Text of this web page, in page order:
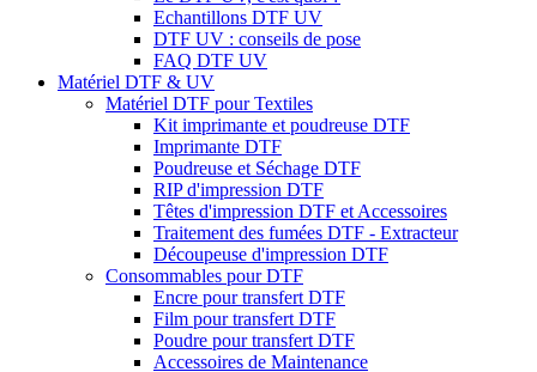
Echantillons DTF UV
DTF UV : conseils de pose
FAQ DTF UV
Matériel DTF & UV
Matériel DTF pour Textiles
Kit imprimante et poudreuse DTF
Imprimante DTF
Poudreuse et Séchage DTF
RIP d'impression DTF
Têtes d'impression DTF et Accessoires
Traitement des fumées DTF - Extracteur
Découpeuse d'impression DTF
Consommables pour DTF
Encre pour transfert DTF
Film pour transfert DTF
Poudre pour transfert DTF
Accessoires de Maintenance